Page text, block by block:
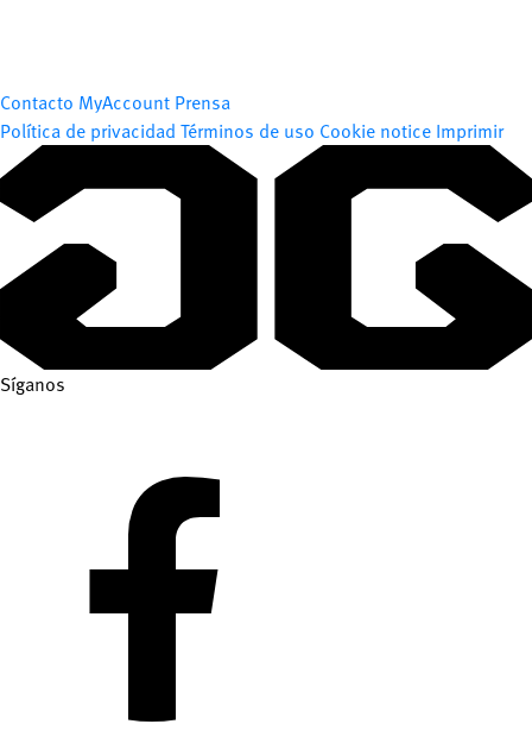
Contacto MyAccount Prensa
Política de privacidad Términos de uso Cookie notice Imprimir
Síganos